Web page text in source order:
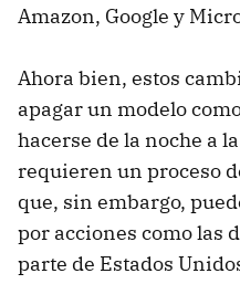
Amazon, Google y
Ahora bien, estos
apagar un modelo
hacerse de la noche a
requieren un proceso
que, sin embargo,
por acciones como las
parte de Estados